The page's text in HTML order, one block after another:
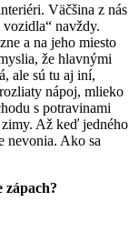
Väčšina z nás
navždy.
a na jeho miesto
že hlavnými
ale sú tu aj iní,
nápoj, mlieko
s potravinami
Až keď jedného
nevonia. Ako sa
zápach?